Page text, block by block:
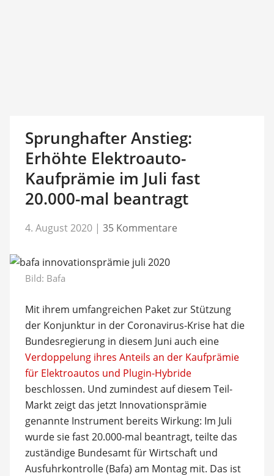
Sprunghafter Anstieg:
Erhöhte Elektroauto-
Kaufprämie im Juli fast
20.000-mal beantragt
4. August 2020 | 35 Kommentare
Bild: Bafa
Mit ihrem umfangreichen Paket zur Stützung
der Konjunktur in der Coronavirus-Krise hat die
Bundesregierung in diesem Juni auch eine
Verdoppelung ihres Anteils an der Kaufprämie
für Elektroautos und Plugin-Hybride
beschlossen. Und zumindest auf diesem Teil-
Markt zeigt das jetzt Innovationsprämie
genannte Instrument bereits Wirkung: Im Juli
wurde sie fast 20.000-mal beantragt, teilte das
zuständige Bundesamt für Wirtschaft und
Ausfuhrkontrolle (Bafa) am Montag mit. Das ist